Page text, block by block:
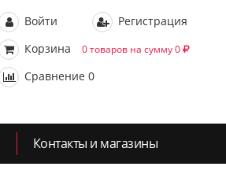
Войти
Регистрация
Корзина
0 товаров на сумму 0
Сравнение 0
Контакты и магазины